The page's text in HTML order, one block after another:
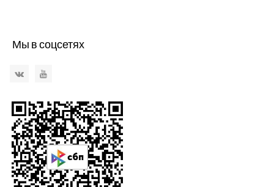
Мы в соцсетях